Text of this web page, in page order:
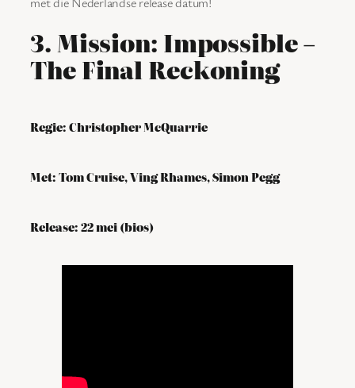
3. Mission: Impossible –
The Final Reckoning
Regie: Christopher McQuarrie
Met: Tom Cruise, Ving Rhames, Simon Pegg
Release: 22 mei (bios)